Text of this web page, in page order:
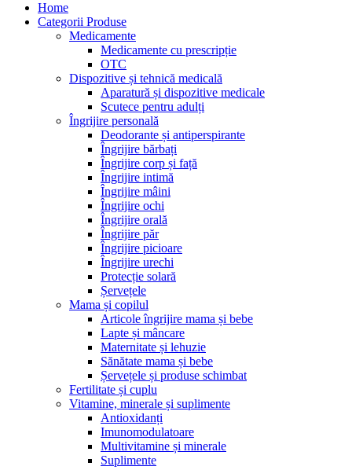
Home
Categorii Produse
Medicamente
Medicamente cu prescripție
OTC
Dispozitive și tehnică medicală
Aparatură și dispozitive medicale
Scutece pentru adulți
Îngrijire personală
Deodorante și antiperspirante
Îngrijire bărbați
Îngrijire corp și față
Îngrijire intimă
Îngrijire mâini
Îngrijire ochi
Îngrijire orală
Îngrijire păr
Îngrijire picioare
Îngrijire urechi
Protecție solară
Șervețele
Mama și copilul
Articole îngrijire mama și bebe
Lapte și mâncare
Maternitate și lehuzie
Sănătate mama și bebe
Șervețele și produse schimbat
Fertilitate și cuplu
Vitamine, minerale și suplimente
Antioxidanți
Imunomodulatoare
Multivitamine și minerale
Suplimente